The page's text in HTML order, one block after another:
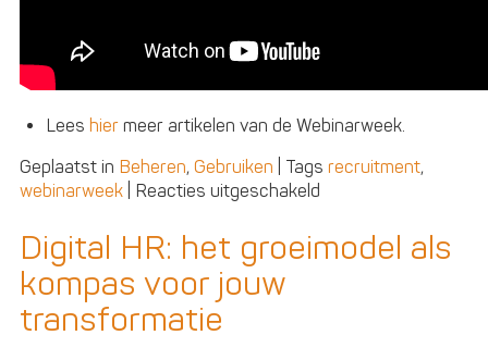
Leeshier meer artikelen van de Webinarweek.
Geplaatst in Beheren,Gebruiken Tags recruitment,
webinarweek Reacties uitgeschakeld
nieuw
recruitmenttijdperk:
Digital HR: het groeimodel als
kompas voor jouw
transformatie